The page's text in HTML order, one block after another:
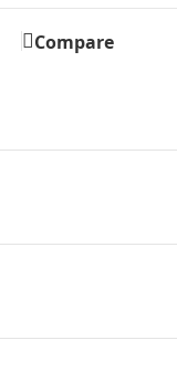
Compare